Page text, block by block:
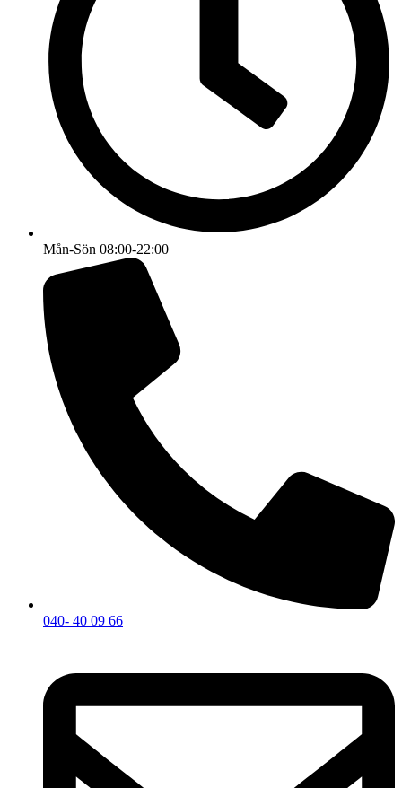
Mån-Sön 08:00-22:00
040- 40 09 66